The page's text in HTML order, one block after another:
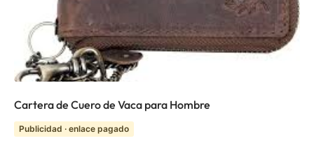
Cartera de Cuero de Vaca para Hombre
Publicidad · enlace pagado